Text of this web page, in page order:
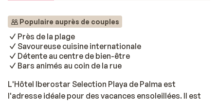
Populaire auprès de couples
Près de la plage
Savoureuse cuisine internationale
Détente au centre de bien-être
Bars animés au coin de la rue
L'Hôtel Iberostar Selection Playa de Palma est
l'adresse idéale pour des vacances ensoleillées. Il est